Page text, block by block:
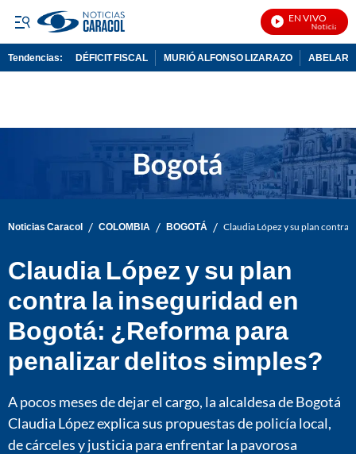
EN VIVO
Noticias
Tendencias: DÉFICIT FISCAL MURIÓ ALFONSO LIZARAZO
Noticias Caracol / COLOMBIA / BOGOTÁ / Claudia López y su plan contra
Claudia López y su plan
contra la inseguridad en
Bogotá: ¿Reforma para
penalizar delitos simples?
A pocos meses de dejar el cargo, la alcaldesa de Bogotá
Claudia López explica sus propuestas de policía local,
de cárceles y justicia para enfrentar la pavorosa